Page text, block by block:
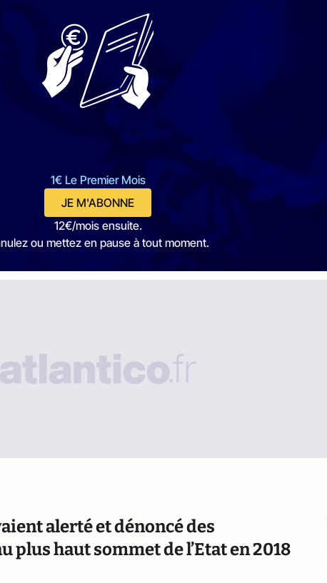
1€ Le Premier Mois
JE M'ABONNE
12€/mois ensuite.
ou mettez en pause à tout moment.
alerté et dénoncé des
haut sommet de l’Etat en 2018